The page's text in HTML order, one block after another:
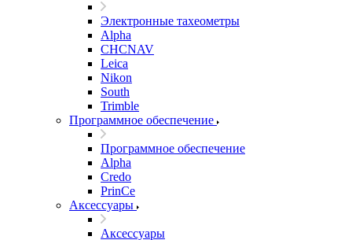
Электронные тахеометры
Alpha
CHCNAV
Leica
Nikon
South
Trimble
Программное обеспечение
Программное обеспечение
Alpha
Credo
PrinCe
Аксессуары
Аксессуары